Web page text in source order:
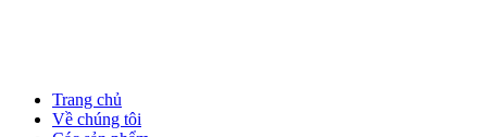
Trang chủ
Về chúng tôi